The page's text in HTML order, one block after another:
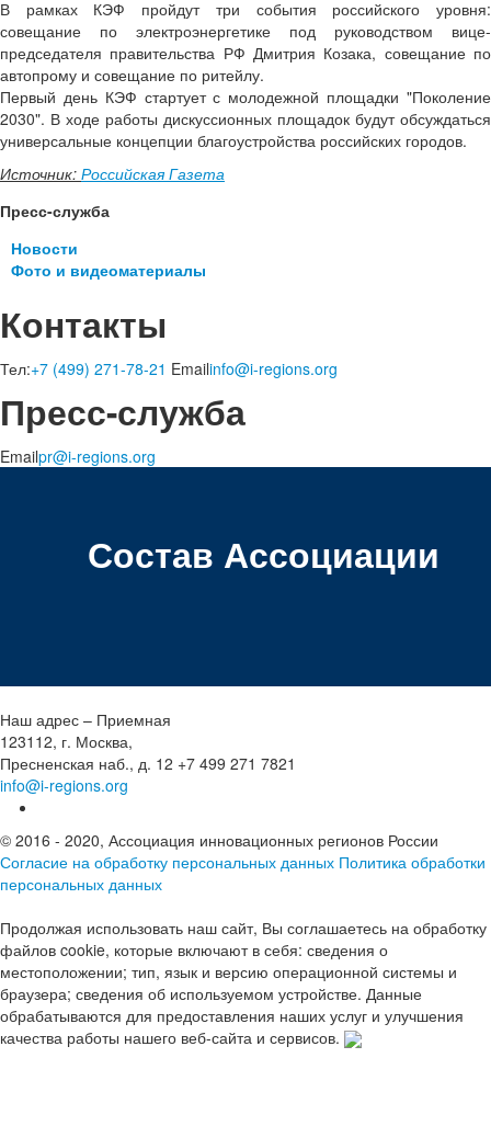
В рамках КЭФ пройдут три события российского уровня:
совещание по электроэнергетике под руководством вице-
председателя правительства РФ Дмитрия Козака, совещание по
автопрому и совещание по ритейлу.
Первый день КЭФ стартует с молодежной площадки "Поколение
2030". В ходе работы дискуссионных площадок будут обсуждаться
универсальные концепции благоустройства российских городов.
Источник: Российская Газета
Пресс-служба
Новости
Фото и видеоматериалы
Контакты
Тел:+7 (499) 271-78-21 Emailinfo@i-regions.org
Пресс-служба
Emailpr@i-regions.org
Состав Ассоциации
Наш адрес – Приемная
123112, г. Москва,
Пресненская наб., д. 12 +7 499 271 7821
info@i-regions.org
© 2016 - 2020, Ассоциация инновационных регионов России
Согласие на обработку персональных данных Политика обработки
персональных данных
Продолжая использовать наш сайт, Вы соглашаетесь на обработку
файлов cookie, которые включают в себя: сведения о
местоположении; тип, язык и версию операционной системы и
браузера; сведения об используемом устройстве. Данные
обрабатываются для предоставления наших услуг и улучшения
качества работы нашего веб-сайта и сервисов.